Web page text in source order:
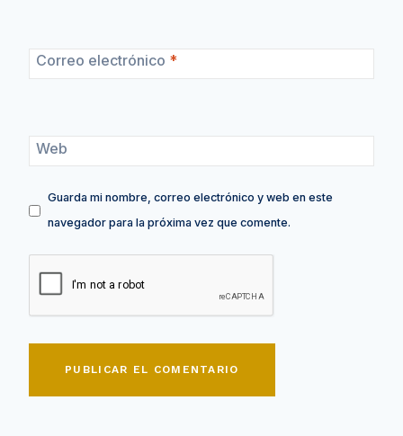
Correo electrónico *
Web
Guarda mi nombre, correo electrónico y web en este
navegador para la próxima vez que comente.